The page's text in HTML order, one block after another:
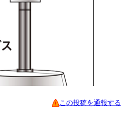
この投稿を通報する